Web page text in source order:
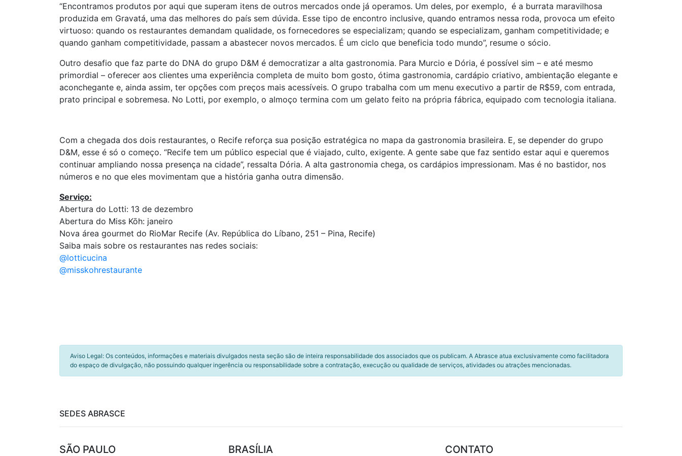
“Encontramos produtos por aqui que superam itens de outros mercados onde já operamos. Um deles, por exemplo, é a burrata maravilhosa
produzida em Gravatá, uma das melhores do país sem dúvida. Esse tipo de encontro inclusive, quando entramos nessa roda, provoca um efeito
virtuoso: quando os restaurantes demandam qualidade, os fornecedores se especializam; quando se especializam, ganham competitividade; e
quando ganham competitividade, passam a abastecer novos mercados. É um ciclo que beneficia todo mundo”, resume o sócio.
Outro desafio que faz parte do DNA do grupo D&M é democratizar a alta gastronomia. Para Murcio e Dória, é possível sim – e até mesmo
primordial – oferecer aos clientes uma experiência completa de muito bom gosto, ótima gastronomia, cardápio criativo, ambientação elegante e
aconchegante e, ainda assim, ter opções com preços mais acessíveis. O grupo trabalha com um menu executivo a partir de R$59, com entrada,
prato principal e sobremesa. No Lotti, por exemplo, o almoço termina com um gelato feito na própria fábrica, equipado com tecnologia italiana.
Com a chegada dos dois restaurantes, o Recife reforça sua posição estratégica no mapa da gastronomia brasileira. E, se depender do grupo
D&M, esse é só o começo. “Recife tem um público especial que é viajado, culto, exigente. A gente sabe que faz sentido estar aqui e queremos
continuar ampliando nossa presença na cidade”, ressalta Dória. A alta gastronomia chega, os cardápios impressionam. Mas é no bastidor, nos
números e no que eles movimentam que a história ganha outra dimensão.
Serviço:
Abertura do Lotti: 13 de dezembro
Abertura do Miss Kōh: janeiro
Nova área gourmet do RioMar Recife (Av. República do Líbano, 251 – Pina, Recife)
Saiba mais sobre os restaurantes nas redes sociais:
@lotticucina
@misskohrestaurante
Aviso Legal: Os conteúdos, informações e materiais divulgados nesta seção são de inteira responsabilidade dos associados que os publicam. A Abrasce atua exclusivamente como facilitadora
do espaço de divulgação, não possuindo qualquer ingerência ou responsabilidade sobre a contratação, execução ou qualidade de serviços, atividades ou atrações mencionadas.
SEDES ABRASCE
SÃO PAULO BRASÍLIA CONTATO